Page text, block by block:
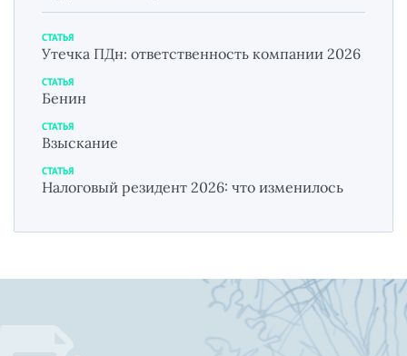
СТАТЬЯ
Утечка ПДн: ответственность компании 2026
СТАТЬЯ
Бенин
СТАТЬЯ
Взыскание
СТАТЬЯ
Налоговый резидент 2026: что изменилось